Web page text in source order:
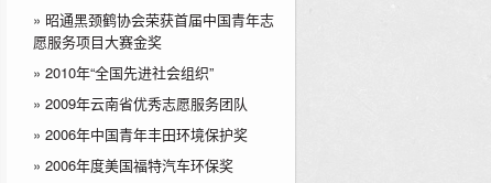
» 昭通黑颈鹤协会荣获首届中国青年志
愿服务项目大赛金奖
» 2010年“全国先进社会组织”
» 2009年云南省优秀志愿服务团队
» 2006年中国青年丰田环境保护奖
» 2006年度美国福特汽车环保奖